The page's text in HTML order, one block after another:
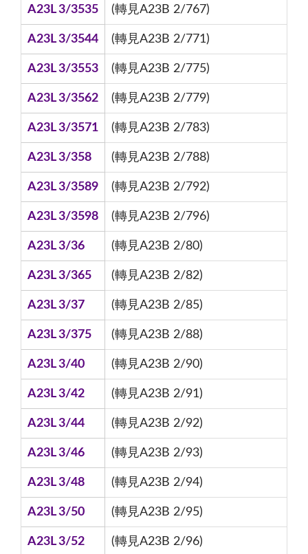
A23L 3/3535 (轉見A23B 2/767)
A23L 3/3544 (轉見A23B 2/771)
A23L 3/3553 (轉見A23B 2/775)
A23L 3/3562 (轉見A23B 2/779)
A23L 3/3571 (轉見A23B 2/783)
A23L 3/358 (轉見A23B 2/788)
A23L 3/3589 (轉見A23B 2/792)
A23L 3/3598 (轉見A23B 2/796)
A23L 3/36 (轉見A23B 2/80)
A23L 3/365 (轉見A23B 2/82)
A23L 3/37 (轉見A23B 2/85)
A23L 3/375 (轉見A23B 2/88)
A23L 3/40 (轉見A23B 2/90)
A23L 3/42 (轉見A23B 2/91)
A23L 3/44 (轉見A23B 2/92)
A23L 3/46 (轉見A23B 2/93)
A23L 3/48 (轉見A23B 2/94)
A23L 3/50 (轉見A23B 2/95)
A23L 3/52 (轉見A23B 2/96)